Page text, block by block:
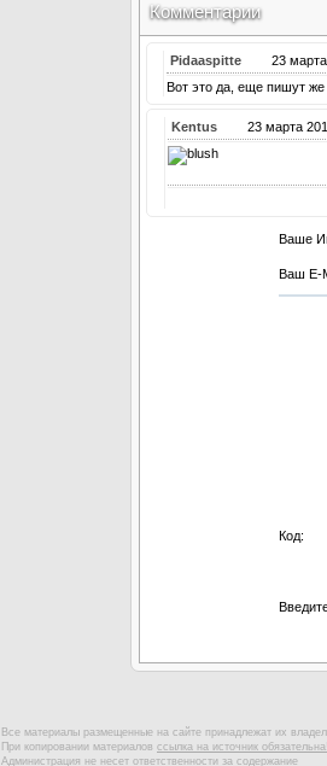
Комментарии
Pidaaspitte
23
Вот это да, еще пишут
Kentus 23 марта
Ваше
Ваш E-
Код:
Все материалы размещенные на сайте принадлежат их
При копировании материалов ссылка на источник
Администрация не несет ответственности за содержание